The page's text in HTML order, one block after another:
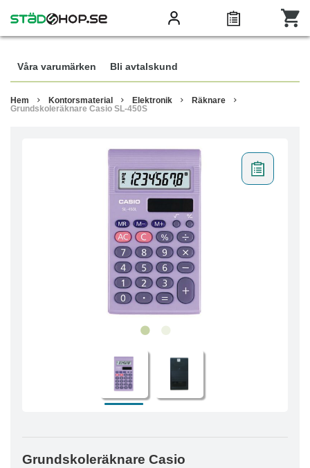
Våra varumärken Bli avtalskund
Hem Kontorsmaterial Elektronik
Räknare
Grundskoleräknare Casio SL-450S
Grundskoleräknare Casio